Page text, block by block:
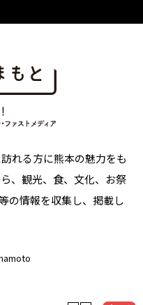
れる方に熊本の魅力をも
、観光、食、文化、お祭
の情報を収集し、掲載し